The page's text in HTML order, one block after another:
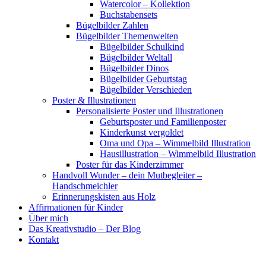
Watercolor – Kollektion
Buchstabensets
Bügelbilder Zahlen
Bügelbilder Themenwelten
Bügelbilder Schulkind
Bügelbilder Weltall
Bügelbilder Dinos
Bügelbilder Geburtstag
Bügelbilder Verschieden
Poster & Illustrationen
Personalisierte Poster und Illustrationen
Geburtsposter und Familienposter
Kinderkunst vergoldet
Oma und Opa – Wimmelbild Illustration
Hausillustration – Wimmelbild Illustration
Poster für das Kinderzimmer
Handvoll Wunder – dein Mutbegleiter –
Handschmeichler
Erinnerungskisten aus Holz
Affirmationen für Kinder
Über mich
Das Kreativstudio – Der Blog
Kontakt